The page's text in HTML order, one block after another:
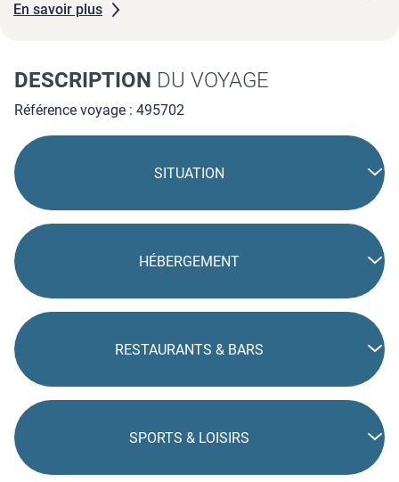
En savoir plus
DESCRIPTION DU VOYAGE
Référence voyage : 495702
SITUATION
HÉBERGEMENT
RESTAURANTS & BARS
SPORTS & LOISIRS